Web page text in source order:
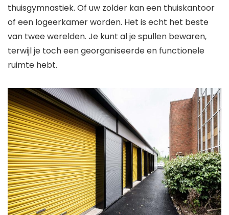
thuisgymnastiek. Of uw zolder kan een thuiskantoor
of een logeerkamer worden. Het is echt het beste
van twee werelden. Je kunt al je spullen bewaren,
terwijl je toch een georganiseerde en functionele
ruimte hebt.